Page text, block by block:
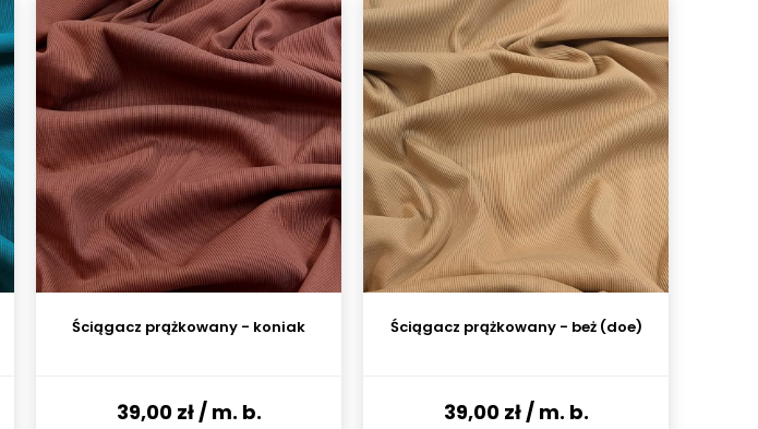
Ściągacz prążkowany - koniak
39,00 zł/ m. b.
Ściągacz prążkowany - beż (doe)
39,00 zł/ m. b.